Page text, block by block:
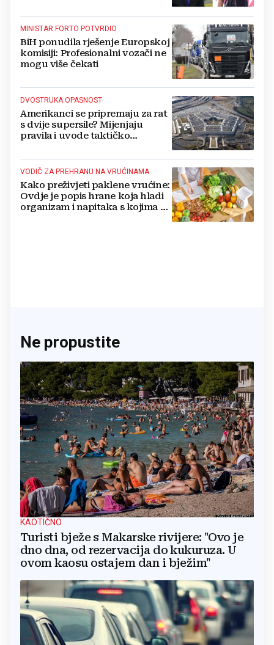
MINISTAR FORTO POTVRDIO
BiH ponudila rješenje Europskoj
komisiji: Profesionalni vozači ne
mogu više čekati
DVOSTRUKA OPASNOST
Amerikanci se pripremaju za rat
s dvije supersile? Mijenjaju
pravila i uvode taktičko
VODIČ ZA PREHRANU NA VRUĆINAMA
Kako preživjeti paklene vrućine:
Ovdje je popis hrane koja hladi
organizam i napitaka s kojima si
Ne propustite
KAOTIČNO
Turisti bježe s Makarske rivijere: "Ovo je
dno dna, od rezervacija do kukuruza. U
ovom kaosu ostajem dan i bježim"